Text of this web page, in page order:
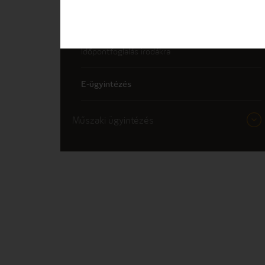
Időpontfoglalás irodákra
E-ügyintézés
Műszaki ügyintézés